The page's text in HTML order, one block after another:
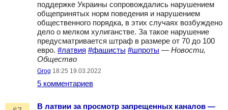
поддержке Украины сопровождались нарушением
общепринятых норм поведения и нарушением
общественного порядка, в этих случаях возбуждено
дело о мелком хулиганстве. За такое нарушение
предусматривается штраф в размере от 70 до 100
евро. #латвия #фашисты #шпроты — Новости,
Общество
Grog 18:25 19.03.2022
5 комментариев
В латвии за просмотр запрещенных каналов —